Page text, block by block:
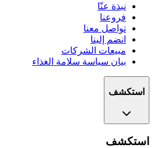
نبذة عنّا
فروعنا
تواصل معنا
انضم إلينا
مبيعات الشركات
بيان سياسة سلامة الغذاء
استكشف
استكشف